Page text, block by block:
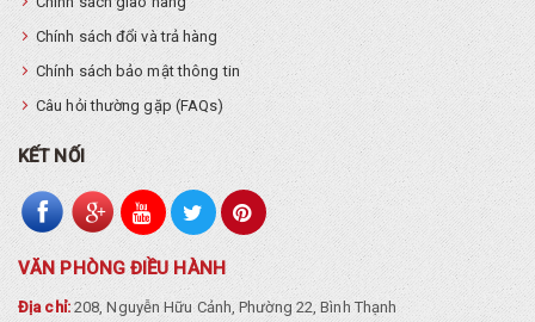
Chính sách đổi và trả hàng
Chính sách bảo mật thông tin
Câu hỏi thường gặp (FAQs)
KẾT NỐI
VĂN PHÒNG ĐIỀU HÀNH
Địa chỉ:208, Nguyễn Hữu Cảnh, Phường 22, Bình Thạnh